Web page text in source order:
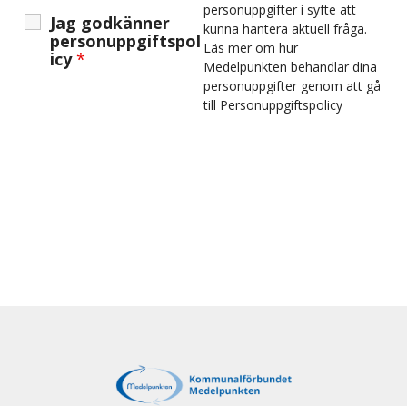
Jag godkänner
personuppgiftspol
icy*
personuppgifter i syfte att
kunna hantera aktuell fråga.
Läs mer om hur
Medelpunkten behandlar dina
personuppgifter genom att gå
till Personuppgiftspolicy